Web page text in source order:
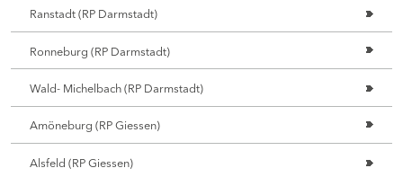
Ranstadt (RP Darmstadt)
Ronneburg (RP Darmstadt)
Wald- Michelbach (RP Darmstadt)
Amöneburg (RP Giessen)
Alsfeld (RP Giessen)